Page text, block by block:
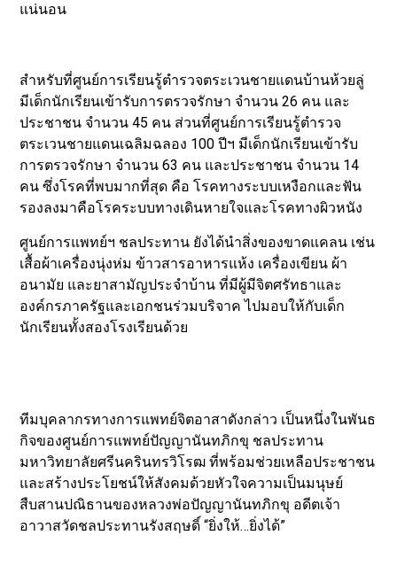
แน่นอน
สำหรับที่ศูนย์การเรียนรู้ตำรวจตระเวนชายแดนบ้านห้วยลู่
มีเด็กนักเรียนเข้ารับการตรวจรักษา จำนวน 26 คน และ
ประชาชน จำนวน 45 คน ส่วนที่ศูนย์การเรียนรู้ตำรวจ
ตระเวนชายแดนเฉลิมฉลอง 100 ปีฯ มีเด็กนักเรียนเข้ารับ
การตรวจรักษา จำนวน 63 คน และประชาชน จำนวน 14
คน ซึ่งโรคที่พบมากที่สุด คือ โรคทางระบบเหงือกและฟัน
รองลงมาคือโรคระบบทางเดินหายใจและโรคทางผิวหนัง
ศูนย์การแพทย์ฯ ชลประทาน ยังได้นำสิ่งของขาดแคลน เช่น
เสื้อผ้าเครื่องนุ่งห่ม ข้าวสารอาหารแห้ง เครื่องเขียน ผ้า
อนามัย และยาสามัญประจำบ้าน ที่มีผู้มีจิตศรัทธาและ
องค์กรภาครัฐและเอกชนร่วมบริจาค ไปมอบให้กับเด็ก
นักเรียนทั้งสองโรงเรียนด้วย
ทีมบุคลากรทางการแพทย์จิตอาสาดังกล่าว เป็นหนึ่งในพันธ
กิจของศูนย์การแพทย์ปัญญานันทภิกขุ ชลประทาน
มหาวิทยาลัยศรีนครินทรวิโรฒ ที่พร้อมช่วยเหลือประชาชน
และสร้างประโยชน์ให้สังคมด้วยหัวใจความเป็นมนุษย์
สืบสานปณิธานของหลวงพ่อปัญญานันทภิกขุ อดีตเจ้า
อาวาสวัดชลประทานรังสฤษดิ์ “ยิ่งให้…ยิ่งได้”